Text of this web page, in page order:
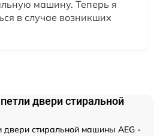
машину. Теперь я
в случае возникших
двери стиральной
двери стиральной машины AEG -